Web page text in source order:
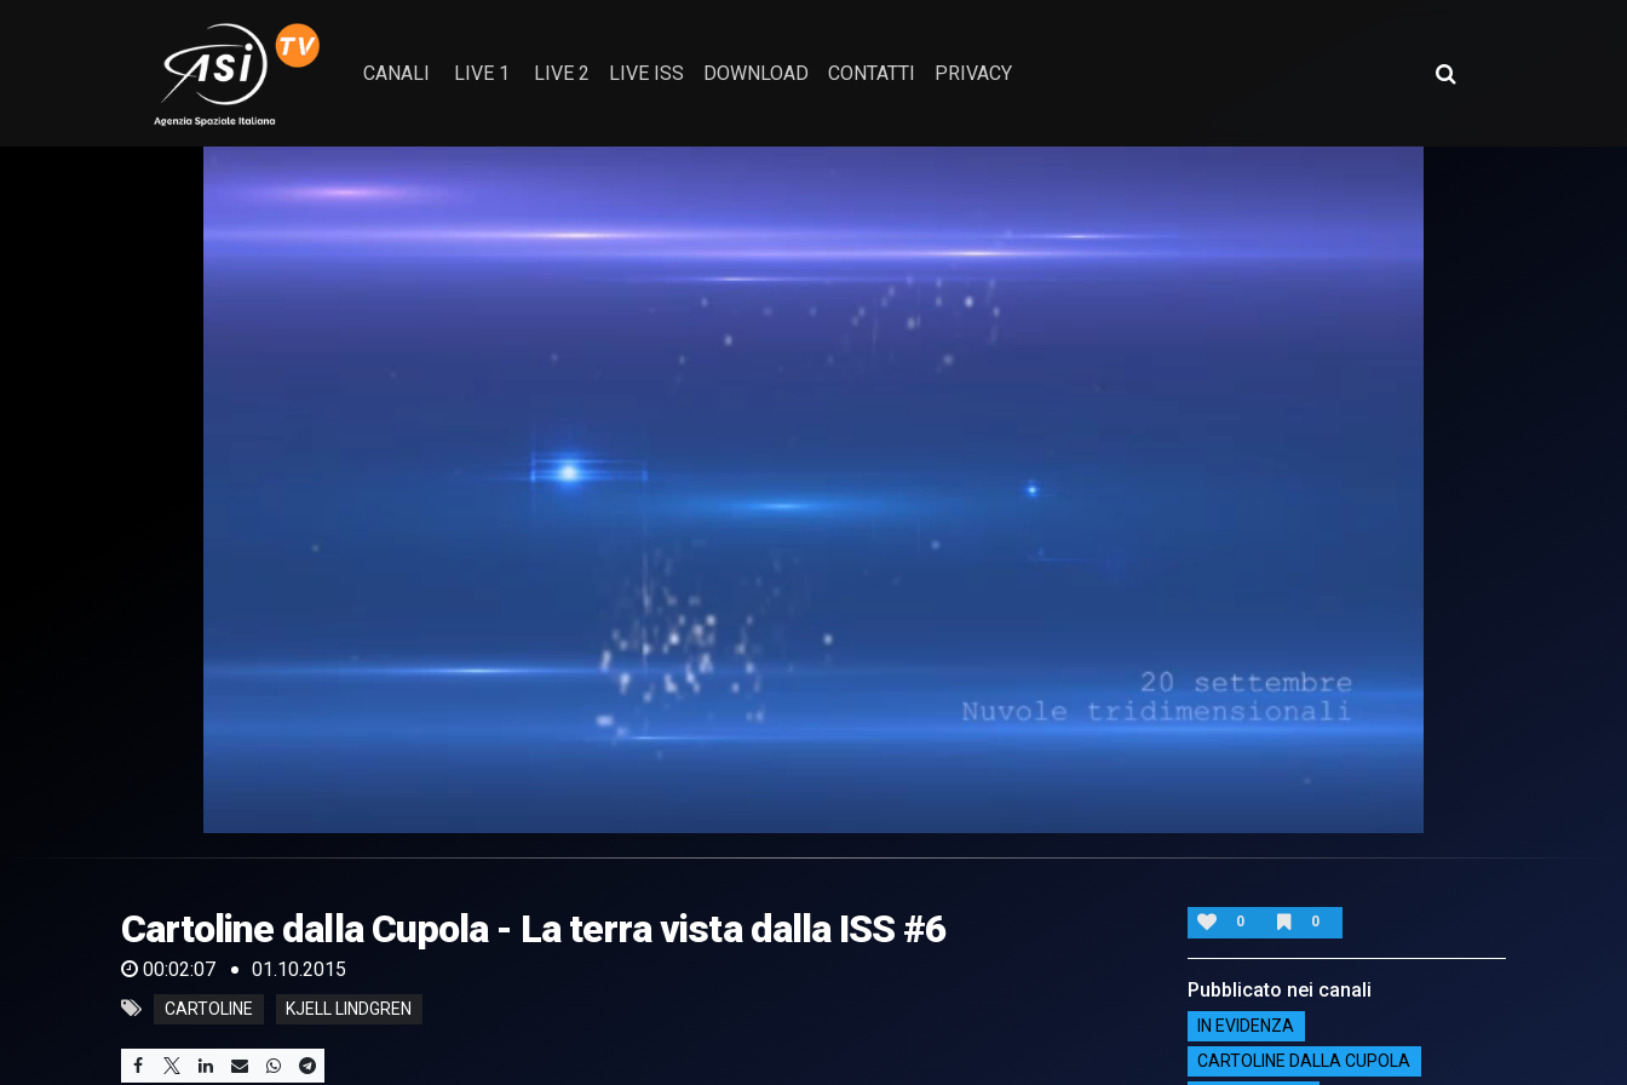
CANALI LIVE 1 LIVE 2 LIVE ISS DOWNLOAD CONTATTI PRIVACY
of
7
seconds Volume
0%
Cartoline dalla Cupola - La terra vista dalla ISS #6
00:02:07 01.10.2015
CARTOLINE KJELL LINDGREN
0 0
Pubblicato nei canali
IN EVIDENZA
CARTOLINE DALLA CUPOLA